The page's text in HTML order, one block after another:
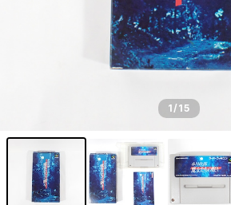
【MK3】セガ マーク3 - SEGA MARKⅢ
【SS】セガサターン - SEGA SATURN
【DC】ドリームキャスト - DREAM CAST
【PCE】PCエンジン - PC ENGINE
1/15